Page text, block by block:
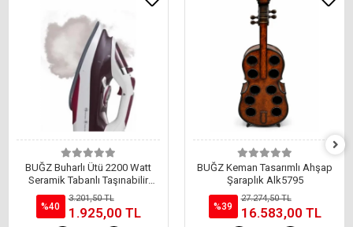
BUĞZ Buharlı Ütü 2200 Watt
Seramik Tabanlı Taşınabilir
Kablolu Ütü
%40
3.201,50 TL
1.925,00 TL
BUĞZ Keman Tasarımlı Ahşap
Şaraplık Alk5795
%39
27.274,50 TL
16.583,00 TL